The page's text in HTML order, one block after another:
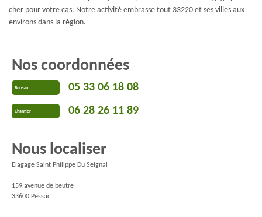
cher pour votre cas. Notre activité embrasse tout 33220 et ses villes aux
environs dans la région.
Nos coordonnées
Bureau 05 33 06 18 08
Chantier 06 28 26 11 89
Nous localiser
Elagage Saint Philippe Du Seignal
159 avenue de beutre
33600 Pessac